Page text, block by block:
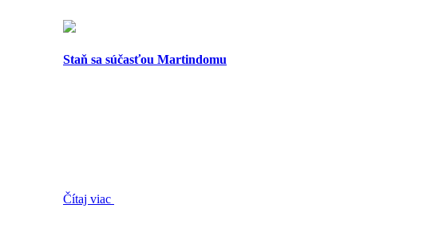
Staň sa súčasťou Martindomu
Čítaj viac